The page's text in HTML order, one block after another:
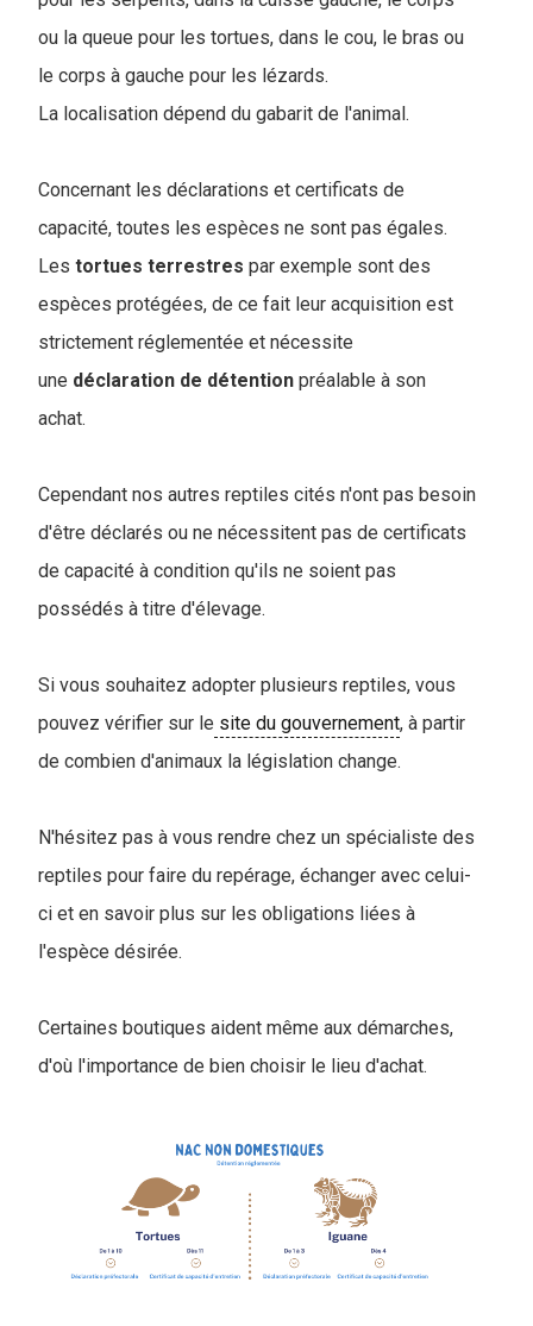
ou la queue pour les tortues, dans le cou, le bras ou
le corps à gauche pour les lézards.
La localisation dépend du gabarit de l'animal.
Concernant les déclarations et certificats de
capacité, toutes les espèces ne sont pas égales.
Les tortues terrestres par exemple sont des
espèces protégées, de ce fait leur acquisition est
strictement réglementée et nécessite
une déclaration de détention préalable à son
achat.
Cependant nos autres reptiles cités n'ont pas besoin
d'être déclarés ou ne nécessitent pas de certificats
de capacité à condition qu'ils ne soient pas
possédés à titre d'élevage.
Si vous souhaitez adopter plusieurs reptiles, vous
pouvez vérifier sur le site du gouvernement, à partir
de combien d'animaux la législation change.
N'hésitez pas à vous rendre chez un spécialiste des
reptiles pour faire du repérage, échanger avec celui-
ci et en savoir plus sur les obligations liées à
l'espèce désirée.
Certaines boutiques aident même aux démarches,
d'où l'importance de bien choisir le lieu d'achat.